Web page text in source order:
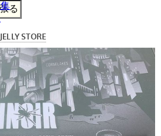
る
All Rights Reserved.
会社ピチカートデザインの登録商
English website is available.